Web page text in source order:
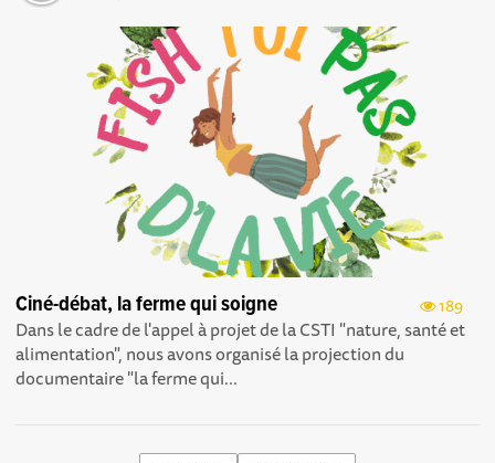
189
Ciné-débat, la ferme qui soigne
Dans le cadre de l'appel à projet de la CSTI "nature, santé et
alimentation", nous avons organisé la projection du
documentaire "la ferme qui...